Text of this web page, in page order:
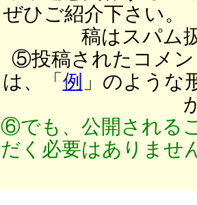
ぜひご紹介下さい。
稿はスパム
⑤投稿されたコメン
は、「 例 」のような
⑥でも、公開される
だく必要はありませ